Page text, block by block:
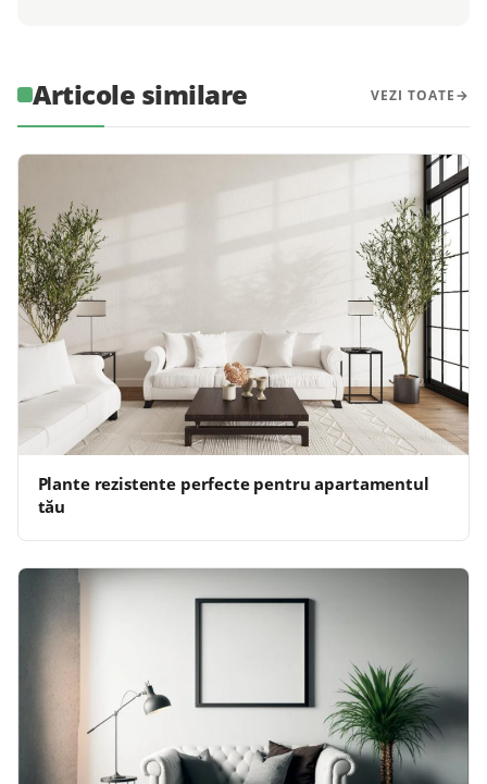
Articole similare VEZI TOATE
Plante rezistente perfecte pentru apartamentul
tău